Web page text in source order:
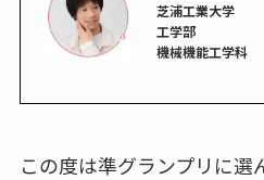
芝浦工業大学
工学部
機械機能工学科
この度は準グランプリに選